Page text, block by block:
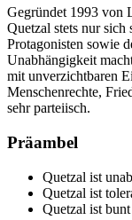
Gegründet 1993 von
Quetzal stets nur sich
Protagonisten sowie
Unabhängigkeit
mit unverzichtbaren
Menschenrechte,
sehr parteiisch.
Präambel
Quetzal ist
Quetzal ist
Quetzal ist bunt